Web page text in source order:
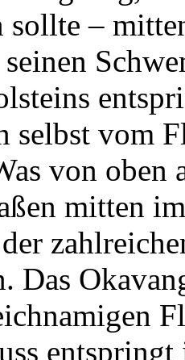
sollte –
selbst vom
von
mitten
Das